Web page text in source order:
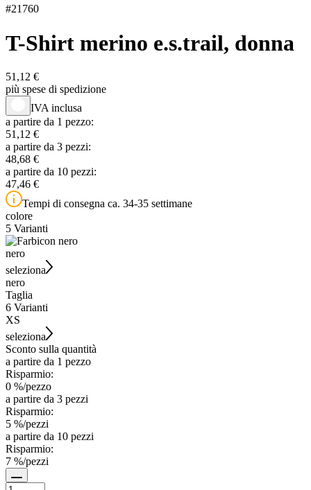
#21760
T-Shirt merino e.s.trail, donna
51,12 €
più spese di spedizione
IVA inclusa
a partire da 1 pezzo:
51,12 €
a partire da 3 pezzi:
48,68 €
a partire da 10 pezzi:
47,46 €
Tempi di consegna ca. 34-35 settimane
colore
5 Varianti
nero
seleziona
nero
Taglia
6 Varianti
XS
seleziona
Sconto sulla quantità
a partire da 1 pezzo
Risparmio:
0 %/pezzo
a partire da 3 pezzi
Risparmio:
5 %/pezzi
a partire da 10 pezzi
Risparmio:
7 %/pezzi